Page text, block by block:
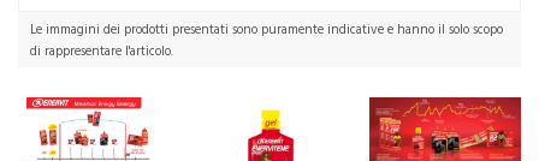
Le immagini dei prodotti presentati sono puramente indicative e hanno il solo scopo
di rappresentare l'articolo.